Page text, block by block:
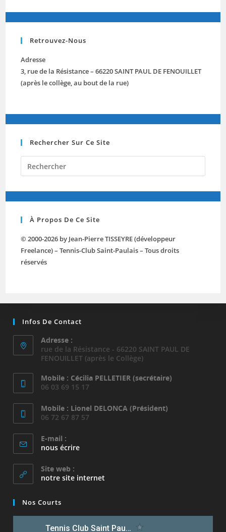
Retrouvez-Nous
Adresse
3, rue de la Résistance – 66220 SAINT PAUL DE FENOUILLET
(après le collège, au bout de la rue)
Rechercher Sur Ce Site
close
À Propos De Ce Site
© 2000-2026 by Jean-Pierre TISSEYRE (développeur
Freelance) – Tennis-Club Saint-Paulais – Tous droits
réservés
Infos De Contact
Adresse :
rue de la Résistance - 66220 SAINT PAUL DE
FENOUILLET (après le Collège)
Mobile : Cécilia PELLETIER (secrétaire)
06 03 69 15 17
Mobile : Lionel DELONCA (Président)
06 72 67 87 57
E-mail :
nous écrireS’ouvre
application
Site web :
notre site internet
Nos Courts